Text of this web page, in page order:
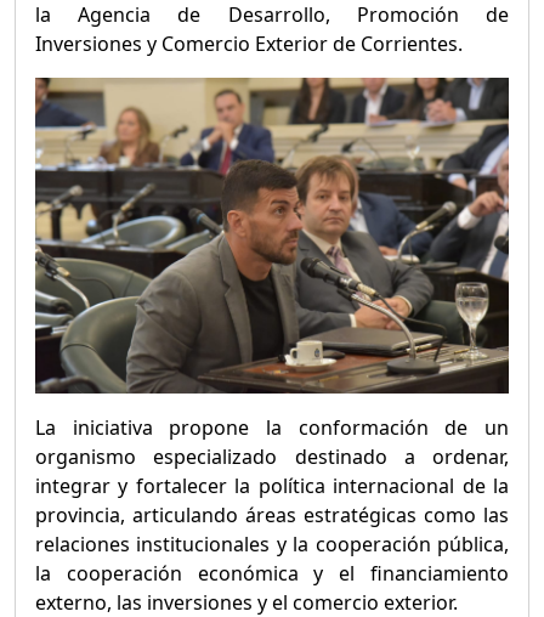
la Agencia de Desarrollo, Promoción de
Inversiones y Comercio Exterior de Corrientes.
La iniciativa propone la conformación de un
organismo especializado destinado a ordenar,
integrar y fortalecer la política internacional de la
provincia, articulando áreas estratégicas como las
relaciones institucionales y la cooperación pública,
la cooperación económica y el financiamiento
externo, las inversiones y el comercio exterior.